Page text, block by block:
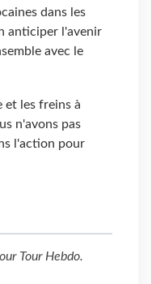
dans les
anticiper l'avenir
avec le
et les freins à
n'avons pas
l'action pour
Tour Hebdo.